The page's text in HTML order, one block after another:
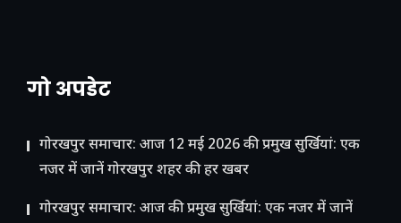
गो अपडेट
गोरखपुर समाचार: आज 12 मई 2026 की प्रमुख सुर्खियां: एक
नजर में जानें गोरखपुर शहर की हर खबर
गोरखपुर समाचार: आज की प्रमुख सुर्खियां: एक नजर में जानें